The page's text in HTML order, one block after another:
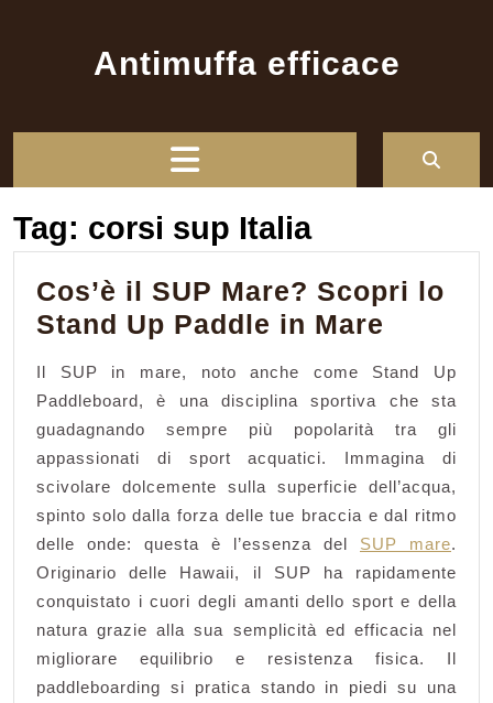
Antimuffa efficace
Tag: corsi sup Italia
Cos’è il SUP Mare? Scopri lo
Stand Up Paddle in Mare
SUP
Mare?
Scopri
lo
Stand
Up
Paddle
in
Mare
Il SUP in mare, noto anche come Stand Up
Paddleboard, è una disciplina sportiva che sta
guadagnando sempre più popolarità tra gli
appassionati di sport acquatici. Immagina di
scivolare dolcemente sulla superficie dell’acqua,
spinto solo dalla forza delle tue braccia e dal ritmo
delle onde: questa è l’essenza del SUP mare.
Originario delle Hawaii, il SUP ha rapidamente
conquistato i cuori degli amanti dello sport e della
natura grazie alla sua semplicità ed efficacia nel
migliorare equilibrio e resistenza fisica. Il
paddleboarding si pratica stando in piedi su una